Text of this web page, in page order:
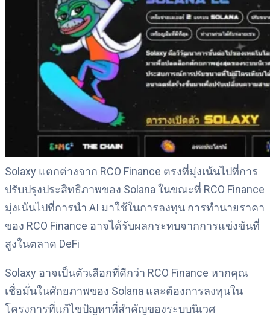
Solaxy แตกต่างจาก RCO Finance ตรงที่มุ่งเน้นไปที่การ
ปรับปรุงประสิทธิภาพของ Solana ในขณะที่ RCO Finance
มุ่งเน้นไปที่การนำ AI มาใช้ในการลงทุน การทำนายราคา
ของ RCO Finance อาจได้รับผลกระทบจากการแข่งขันที่
สูงในตลาด DeFi
Solaxy อาจเป็นตัวเลือกที่ดีกว่า RCO Finance หากคุณ
เชื่อมั่นในศักยภาพของ Solana และต้องการลงทุนใน
โครงการที่แก้ไขปัญหาที่สำคัญของระบบนิเวศ